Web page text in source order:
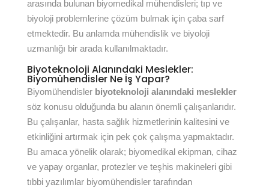
arasında bulunan biyomedikal mühendisleri; tıp ve
biyoloji problemlerine çözüm bulmak için çaba sarf
etmektedir. Bu anlamda mühendislik ve biyoloji
uzmanlığı bir arada kullanılmaktadır.
Biyoteknoloji Alanındaki Meslekler:
Biyomühendisler Ne İş Yapar?
Biyomühendisler biyoteknoloji alanındaki meslekler
söz konusu olduğunda bu alanın önemli çalışanlarıdır.
Bu çalışanlar, hasta sağlık hizmetlerinin kalitesini ve
etkinliğini artırmak için pek çok çalışma yapmaktadır.
Bu amaca yönelik olarak; biyomedikal ekipman, cihaz
ve yapay organlar, protezler ve teşhis makineleri gibi
tıbbi yazılımlar biyomühendisler tarafından